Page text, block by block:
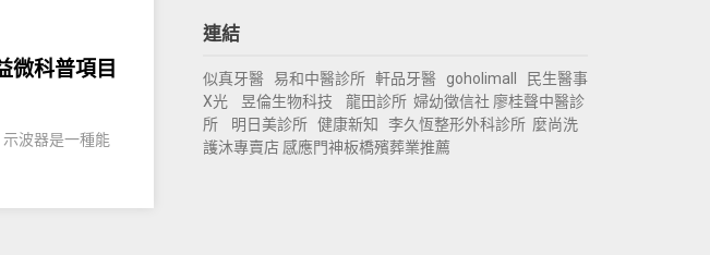
微科普項目
波器是一種能
連結
似真牙醫 易和中醫診所 軒品牙醫 goholimall
民生醫事
X光
昱倫生物科技 龍田診所 婦幼徵信社 廖桂聲中醫診
所
明日美診所 健康新知 李久恆整形外科診所 麼尚洗
護沐專賣店 感應門神板橋殯葬業推薦